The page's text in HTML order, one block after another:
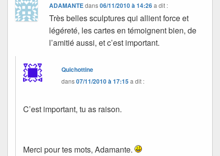
ADAMANTEdans06/11/2010 à 14:26 a dit :
Très belles sculptures qui allient force et
légéreté, les cartes en témoignent bien, de
l’amitié aussi, et c’est important.
Quichottine
dans07/11/2010 à 17:15a dit :
C’est important, tu as raison.
Merci pour tes mots, Adamante.